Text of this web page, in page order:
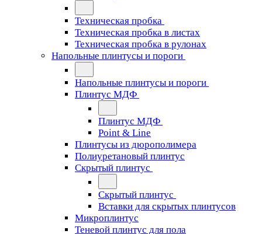
Техническая пробка
Техническая пробка в листах
Техническая пробка в рулонах
Напольные плинтусы и пороги
Напольные плинтусы и пороги
Плинтус МДФ
Плинтус МДФ
Point & Line
Плинтусы из дюрополимера
Полиуретановый плинтус
Скрытый плинтус
Скрытый плинтус
Вставки для скрытых плинтусов
Микроплинтус
Теневой плинтус для пола